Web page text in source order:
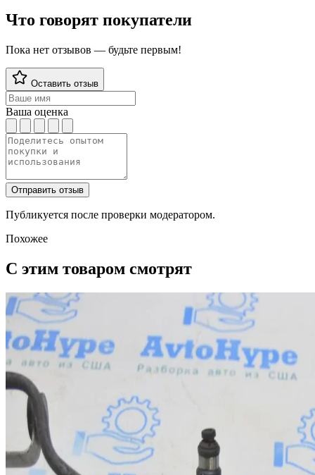
Что говорят покупатели
Пока нет отзывов — будьте первым!
Оставить отзыв
Ваша оценка
Отправить отзыв
Публикуется после проверки модератором.
Похожее
С этим товаром смотрят